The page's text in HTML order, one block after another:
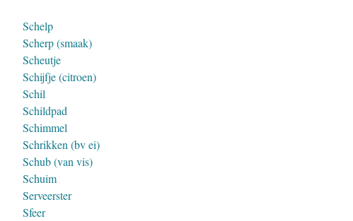
Schelp
Scherp (smaak)
Scheutje
Schijfje (citroen)
Schil
Schildpad
Schimmel
Schrikken (bv ei)
Schub (van vis)
Schuim
Serveerster
Sfeer